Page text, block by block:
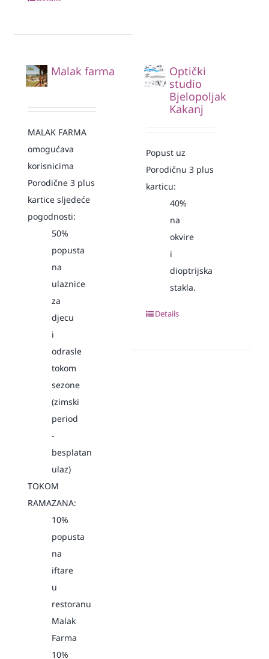
Malak farma
MALAK FARMA
omogućava
korisnicima
Porodične 3 plus
kartice sljedeće
pogodnosti:
50%
popusta
na
ulaznice
za
djecu
i
odrasle
tokom
sezone
(zimski
period
-
besplatan
ulaz)
TOKOM
RAMAZANA:
10%
popusta
na
iftare
u
restoranu
Malak
Farma
10%
Optički
studio
Bjelopoljak
Kakanj
Popust uz
Porodičnu 3 plus
karticu:
40%
na
okvire
i
dioptrijska
stakla.
Details